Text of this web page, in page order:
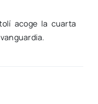
aco­ge la cuar­ta